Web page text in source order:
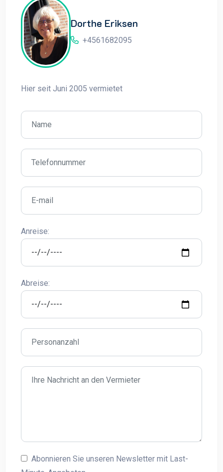
Dorthe Eriksen
+4561682095
Hier seit Juni 2005 vermietet
Anreise:
Abreise:
Abonnieren Sie unseren Newsletter mit Last-